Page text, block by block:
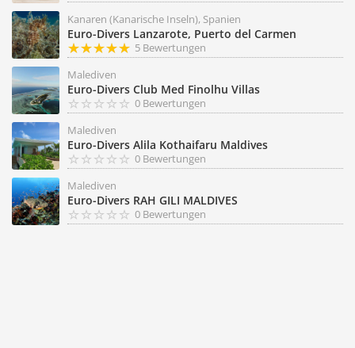
Kanaren (Kanarische Inseln), Spanien
Euro-Divers Lanzarote, Puerto del Carmen
5 Bewertungen
Malediven
Euro-Divers Club Med Finolhu Villas
0 Bewertungen
Malediven
Euro-Divers Alila Kothaifaru Maldives
0 Bewertungen
Malediven
Euro-Divers RAH GILI MALDIVES
0 Bewertungen